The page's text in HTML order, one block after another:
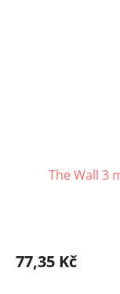
The Wall 3
77,35 Kč